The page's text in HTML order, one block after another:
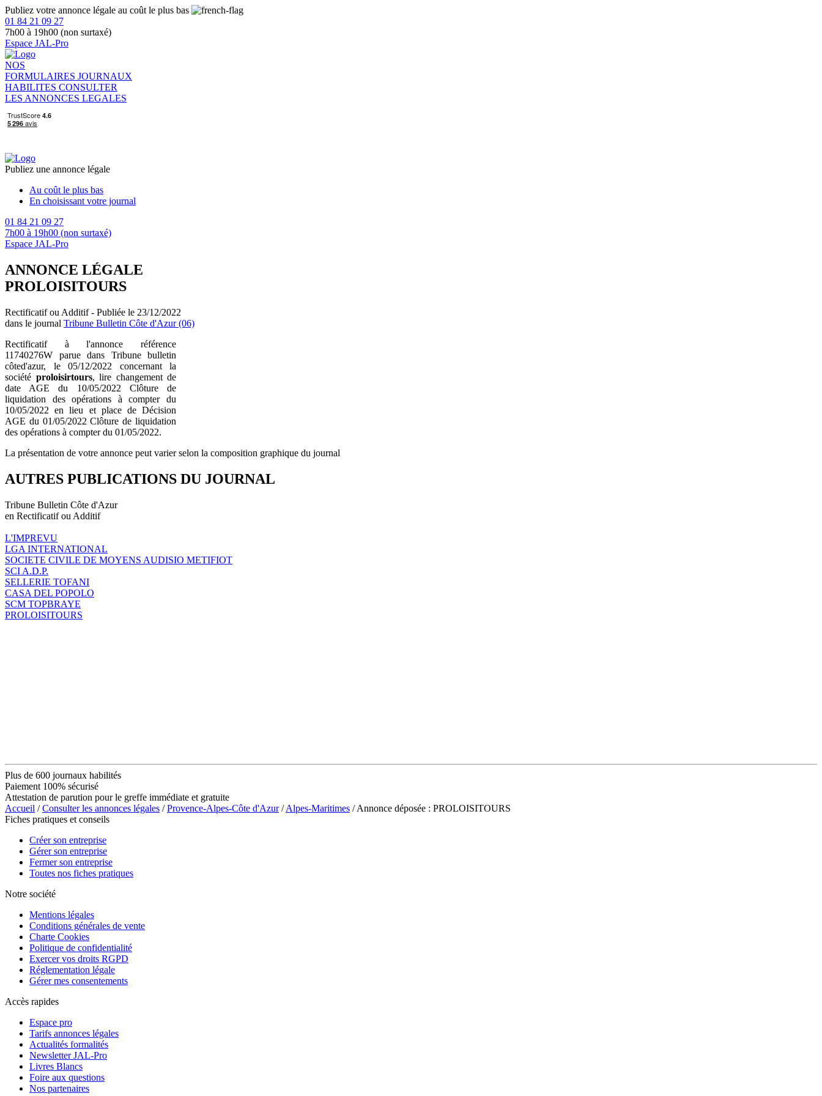
Publiez votre annonce légale au coût le plus bas
01 84 21 09 27
7h00 à 19h00 (non surtaxé)
Espace JAL-Pro
NOS
FORMULAIRES JOURNAUX
HABILITES CONSULTER
LES ANNONCES LEGALES
Publiez une annonce légale
Au coût le plus bas
En choisissant votre journal
01 84 21 09 27
7h00 à 19h00 (non surtaxé)
Espace JAL-Pro
ANNONCE LÉGALE
PROLOISITOURS
Rectificatif ou Additif - Publiée le 23/12/2022
dans le journal Tribune Bulletin Côte d'Azur (06)
Rectificatif à l'annonce référence
11740276W parue dans Tribune bulletin
côted'azur, le 05/12/2022 concernant la
société proloisirtours, lire changement de
date AGE du 10/05/2022 Clôture de
liquidation des opérations à compter du
10/05/2022 en lieu et place de Décision
AGE du 01/05/2022 Clôture de liquidation
des opérations à compter du 01/05/2022.
La présentation de votre annonce peut varier selon la composition graphique du journal
AUTRES PUBLICATIONS DU JOURNAL
Tribune Bulletin Côte d'Azur
en Rectificatif ou Additif
L'IMPREVU
LGA INTERNATIONAL
SOCIETE CIVILE DE MOYENS AUDISIO METIFIOT
SCI A.D.P.
SELLERIE TOFANI
CASA DEL POPOLO
SCM TOPBRAYE
PROLOISITOURS
Plus de 600 journaux habilités
Paiement 100% sécurisé
Attestation de parution pour le greffe immédiate et gratuite
Accueil /Consulter les annonces légales /Provence-Alpes-Côte d'Azur/Alpes-Maritimes / Annonce déposée : PROLOISITOURS
Fiches pratiques et conseils
Créer son entreprise
Gérer son entreprise
Fermer son entreprise
Toutes nos fiches pratiques
Notre société
Mentions légales
Conditions générales de vente
Charte Cookies
Politique de confidentialité
Exercer vos droits RGPD
Réglementation légale
Gérer mes consentements
Accès rapides
Espace pro
Tarifs annonces légales
Actualités formalités
Newsletter JAL-Pro
Livres Blancs
Foire aux questions
Nos partenaires